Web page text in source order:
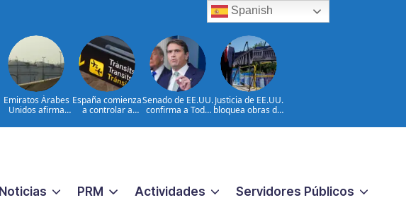
Emiratos Árabes
Unidos afirma
petrolero en
España comienza
a controlar a
procedentes de
Senado de EE.UU.
confirma a Todd
fiscal general
Justicia de EE.UU.
bloquea obras del
Trump
Noticias PRM Actividades Servidores Públicos
Spanish